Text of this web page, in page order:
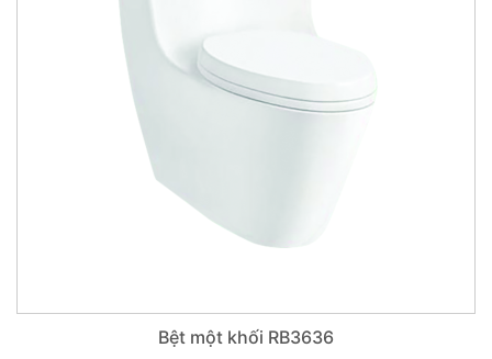
Bệt một khối RB3636